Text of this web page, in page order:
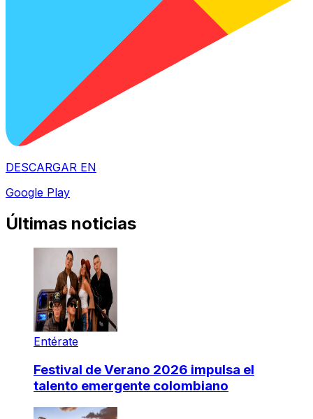
DESCARGAR EN
Google Play
Últimas noticias
Entérate
Festival de Verano 2026 impulsa el
talento emergente colombiano